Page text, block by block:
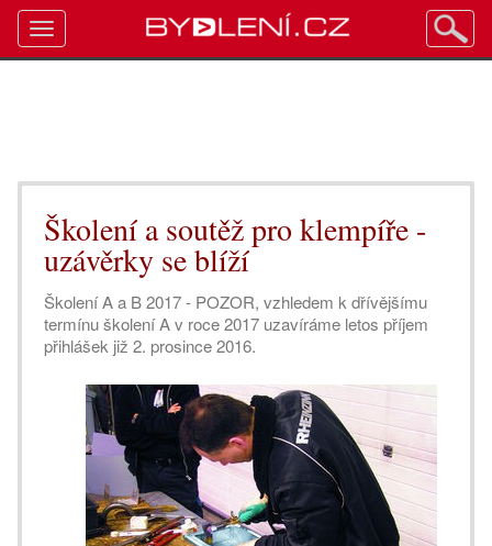
Školení a soutěž pro klempíře -
uzávěrky se blíží
Školení A a B 2017 - POZOR, vzhledem k dřívějšímu
termínu školení A v roce 2017 uzavíráme letos příjem
přihlášek již 2. prosince 2016.
Toggle
navigation